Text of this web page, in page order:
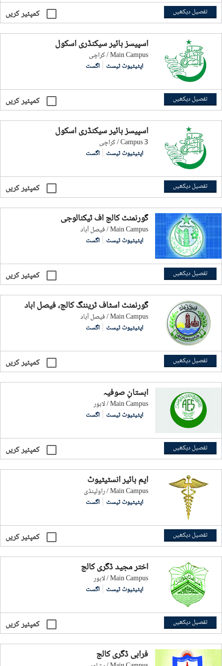
کمپئیر کریں تفصیل دیکھیں
اسپیسز ہائیر سیکنڈری اسکول
کراچی / Main Campus
اپٹیٹیوٹ ٹیسٹ اگست
کمپئیر کریں تفصیل دیکھیں
اسپیسز ہائیر سیکنڈری اسکول
کراچی / Campus 3
اپٹیٹیوٹ ٹیسٹ اگست
کمپئیر کریں تفصیل دیکھیں
گورنمنٹ کالج آف ٹیکنالوجی
فيصل آباد / Main Campus
اپٹیٹیوٹ ٹیسٹ اگست
کمپئیر کریں تفصیل دیکھیں
گورنمنٹ اسٹاف ٹریننگ کالج، فیصل آباد
فيصل آباد / Main Campus
اپٹیٹیوٹ ٹیسٹ اگست
کمپئیر کریں تفصیل دیکھیں
آبستانِ صوفیہ
لاہور / Main Campus
اپٹیٹیوٹ ٹیسٹ اگست
کمپئیر کریں تفصیل دیکھیں
ایم ہائیر انسٹیٹیوٹ
راولپنڈی / Main Campus
اپٹیٹیوٹ ٹیسٹ اگست
کمپئیر کریں تفصیل دیکھیں
اختر مجید ڈگری کالج
لاہور / Main Campus
اپٹیٹیوٹ ٹیسٹ اگست
کمپئیر کریں تفصیل دیکھیں
فرابی ڈگری کالج